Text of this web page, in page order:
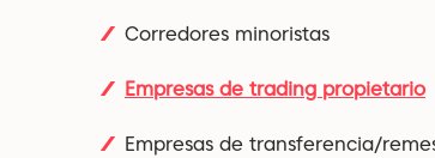
Corredores minoristas
Empresas de trading propietario
Empresas de transferencia/